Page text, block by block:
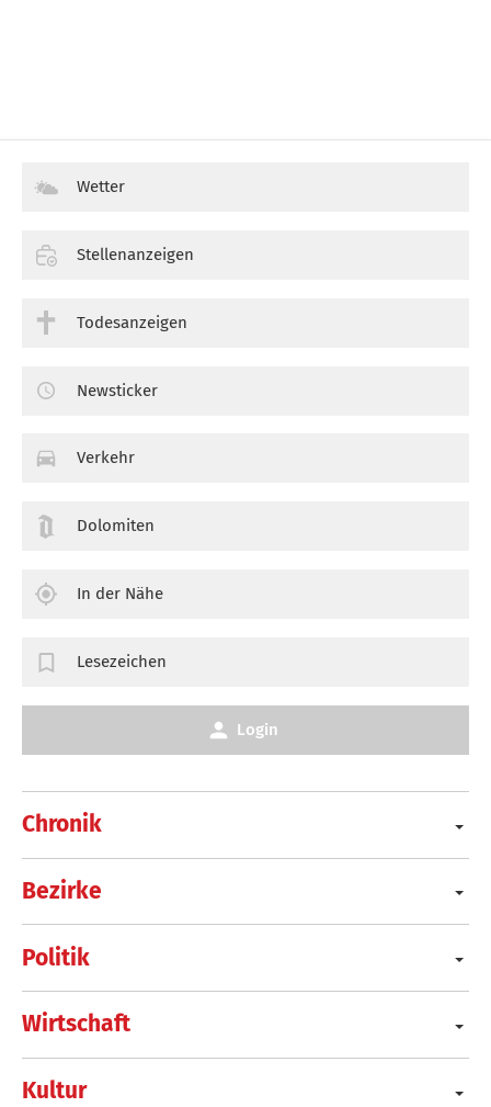
Chronik
Bezirke
Politik
Wirtschaft
Kultur
Wetter
Stellenanzeigen
Todesanzeigen
Newsticker
Verkehr
Dolomiten
In der Nähe
Lesezeichen
Login